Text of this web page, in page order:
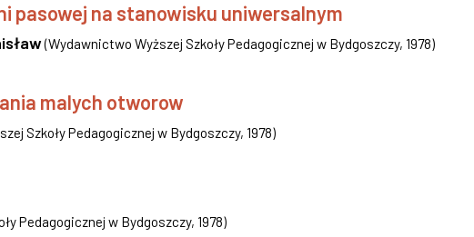
pasowej na stanowisku uniwersalnym
(Wydawnictwo Wyższej Szkoły Pedagogicznej w Bydgoszczy, 1978)
malych otworow
Szkoły Pedagogicznej w Bydgoszczy, 1978)
Pedagogicznej w Bydgoszczy, 1978)